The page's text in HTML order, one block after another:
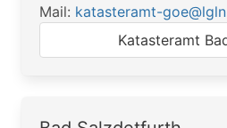
Mail: katasteramt-
Katasteramt